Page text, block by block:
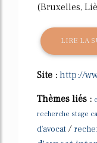
(Bruxelles,
LIRE LA
Site : http://
Thèmes liés :
recherche stage
d'avocat /